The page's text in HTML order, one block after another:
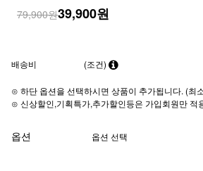
79,900원39,900원
배송비 (조건)
⊙ 하단 옵션을 선택하시면 상품이 추가됩니다. (최
⊙ 신상할인,기획특가,추가할인등은 가입회원만 적
옵션